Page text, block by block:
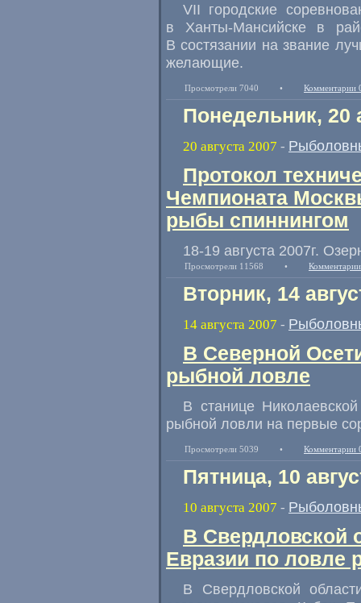
VII городские
в Ханты-Мансийске в
В состязании на звание
желающие.
Просмотрели 7040 • Комментарии
Понедельник, 20
20 августа 2007 -
Протокол
Чемпионата
рыбы спиннингом
18-19 августа 2007г.
Просмотрели 11568 •
Вторник, 14
14 августа 2007 -
В Северной
рыбной ловле
В станице
рыбной ловли на первые
Просмотрели 5039 • Комментарии
Пятница, 10
10 августа 2007 -
В Свердловской
Евразии по
В Свердловской